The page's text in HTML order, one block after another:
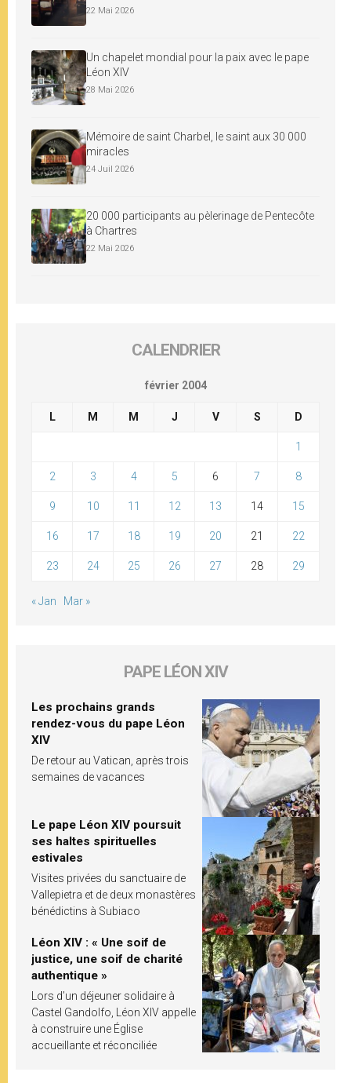
22 Mai 2026
Un chapelet mondial pour la paix avec le pape
Léon XIV
28 Mai 2026
Mémoire de saint Charbel, le saint aux 30 000
miracles
24 Juil 2026
20 000 participants au pèlerinage de Pentecôte
à Chartres
22 Mai 2026
CALENDRIER
février 2004
L M M J V S D
1
2 3 4 5 6 7 8
9 10 11 12 13 14 15
16 17 18 19 20 21 22
23 24 25 26 27 28 29
« Jan Mar »
PAPE LÉON XIV
Les prochains grands
rendez-vous du pape Léon
XIV
De retour au Vatican, après trois
semaines de vacances
Le pape Léon XIV poursuit
ses haltes spirituelles
estivales
Visites privées du sanctuaire de
Vallepietra et de deux monastères
bénédictins à Subiaco
Léon XIV : « Une soif de
justice, une soif de charité
authentique »
Lors d’un déjeuner solidaire à
Castel Gandolfo, Léon XIV appelle
à construire une Église
accueillante et réconciliée